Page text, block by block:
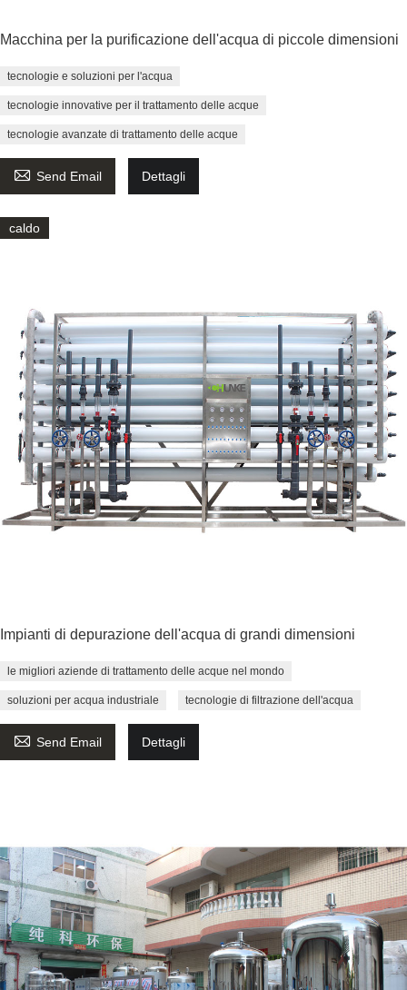
Macchina per la purificazione dell'acqua di piccole dimensioni
tecnologie e soluzioni per l'acqua
tecnologie innovative per il trattamento delle acque
tecnologie avanzate di trattamento delle acque
 Send Email Dettagli
caldo
Impianti di depurazione dell'acqua di grandi dimensioni
le migliori aziende di trattamento delle acque nel mondo
soluzioni per acqua industriale tecnologie di filtrazione dell'acqua
 Send Email Dettagli